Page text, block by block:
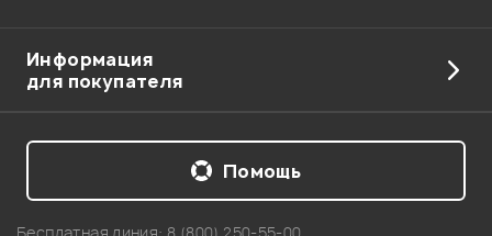
Информация
для покупателя
Помощь